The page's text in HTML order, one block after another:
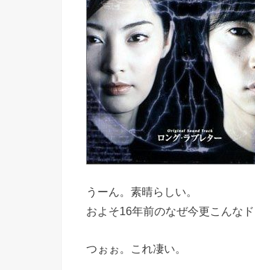
うーん。素晴らしい。
およそ16年前のなぜ今更こんな
つぉぉ。これ凄い。